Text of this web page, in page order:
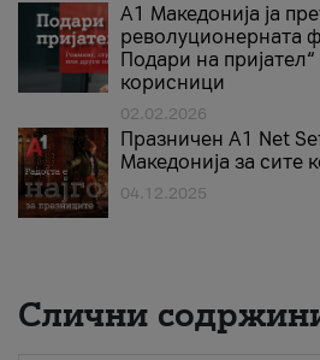
А1 Македонија ја
револуционерната
Подари на
корисници
02.02.2026
Празничен A1 Net
Македонија за сите
04.12.2025
Слични